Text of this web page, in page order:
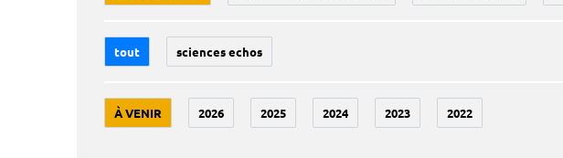
tout sciences echos
À VENIR 2026 2025 2024 2023 2022